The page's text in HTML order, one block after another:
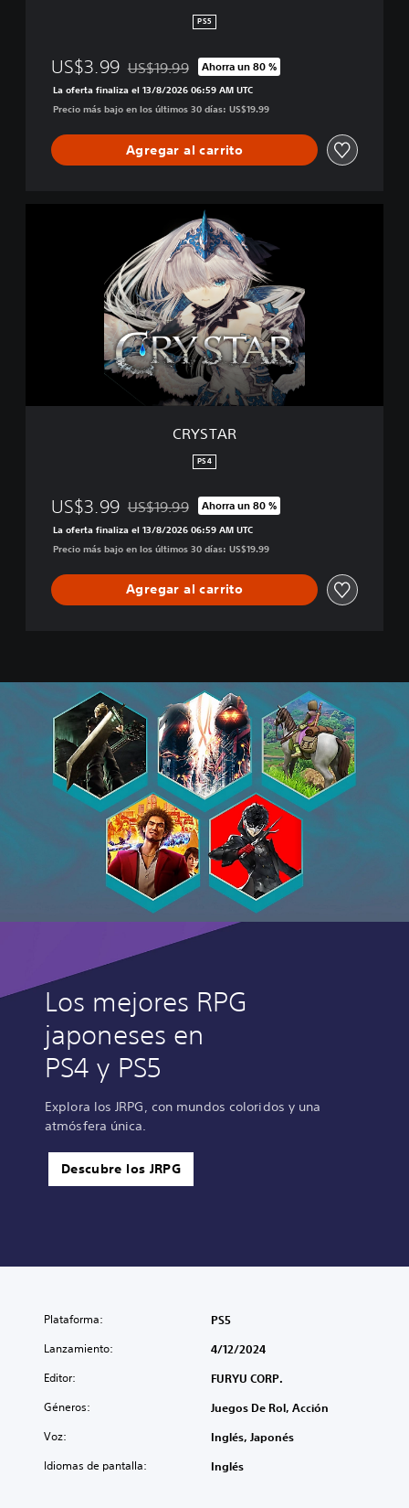
PS5
US$3.99 Rebajado del precio original de US$19.99
US$19.99 Ahorra un 80 %
La oferta finaliza el 13/8/2026 06:59 AM UTC
Precio más bajo en los últimos 30 días: US$19.99
Agregar al carrito
CRYSTAR
PS4
US$3.99 Rebajado del precio original de US$19.99
US$19.99 Ahorra un 80 %
La oferta finaliza el 13/8/2026 06:59 AM UTC
Precio más bajo en los últimos 30 días: US$19.99
Agregar al carrito
Los mejores RPG
japoneses en
PS4 y PS5
Explora los JRPG, con mundos coloridos y una
atmósfera única.
Descubre los JRPG
Plataforma: PS5
Lanzamiento: 4/12/2024
Editor: FURYU CORP.
Géneros: Juegos De Rol, Acción
Voz: Inglés, Japonés
Idiomas de pantalla: Inglés